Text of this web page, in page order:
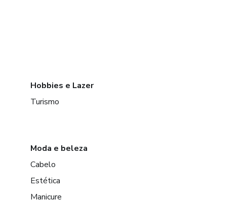
Hobbies e Lazer
Turismo
Moda e beleza
Cabelo
Estética
Manicure